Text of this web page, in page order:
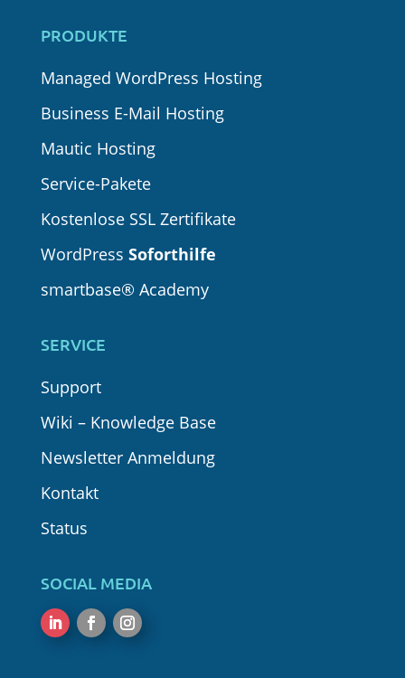
PRODUKTE
Managed WordPress Hosting
Business E-Mail Hosting
Mautic Hosting
Service-Pakete
Kostenlose SSL Zertifikate
WordPress Soforthilfe
smartbase® Academy
SERVICE
Support
Wiki – Knowledge Base
Newsletter Anmeldung
Kontakt
Status
SOCIAL MEDIA